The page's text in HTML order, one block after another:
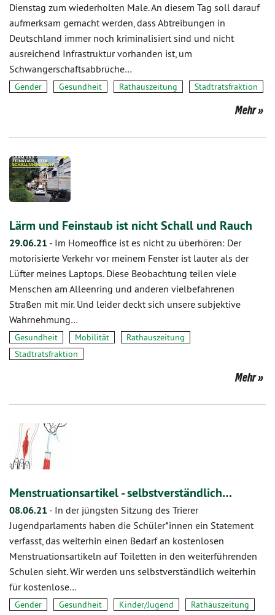
Dienstag zum wiederholten Male. An diesem Tag soll darauf
aufmerksam gemacht werden, dass Abtreibungen in
Deutschland immer noch kriminalisiert sind und nicht
ausreichend Infrastruktur vorhanden ist, um
Schwangerschaftsabbrüche…
Gender Gesundheit Rathauszeitung Stadtratsfraktion
Mehr
Lärm und Feinstaub ist nicht Schall und Rauch
29.06.21 - Im Homeoffice ist es nicht zu überhören: Der
motorisierte Verkehr vor meinem Fenster ist lauter als der
Lüfter meines Laptops. Diese Beobachtung teilen viele
Menschen am Alleenring und anderen vielbefahrenen
Straßen mit mir. Und leider deckt sich unsere subjektive
Wahrnehmung…
Gesundheit Mobilität
Rathauszeitung
Stadtratsfraktion
Mehr
Menstruationsartikel - selbstverständlich…
08.06.21 - In der jüngsten Sitzung des Trierer
Jugendparlaments haben die Schüler*innen ein Statement
verfasst, das weiterhin einen Bedarf an kostenlosen
Menstruationsartikeln auf Toiletten in den weiterführenden
Schulen sieht. Wir werden uns selbstverständlich weiterhin
für kostenlose…
Gender Gesundheit Kinder/Jugend
Rathauszeitung